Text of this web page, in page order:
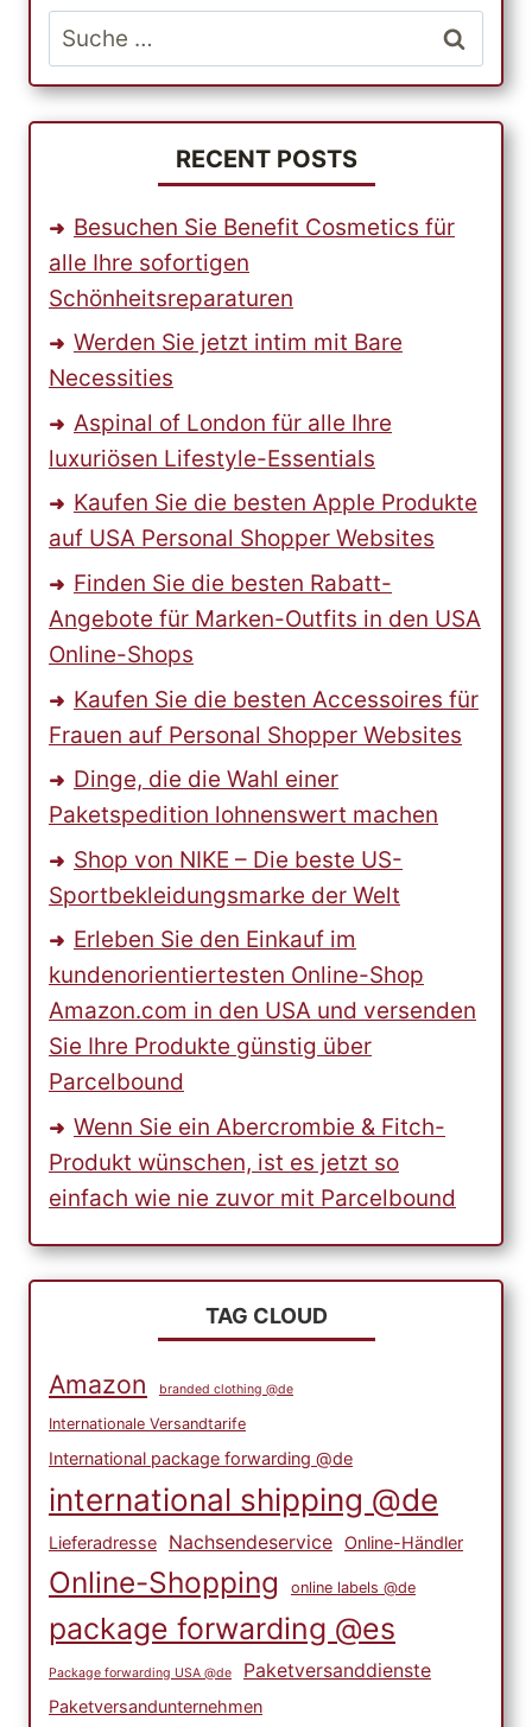
INTERNATIONALEN
SHOPPINGS
Suche
nach:
RECENT POSTS
Besuchen Sie Benefit Cosmetics für
alle Ihre sofortigen
Schönheitsreparaturen
Werden Sie jetzt intim mit Bare
Necessities
Aspinal of London für alle Ihre
luxuriösen Lifestyle-Essentials
Kaufen Sie die besten Apple Produkte
auf USA Personal Shopper Websites
Finden Sie die besten Rabatt-
Angebote für Marken-Outfits in den USA
Online-Shops
Kaufen Sie die besten Accessoires für
Frauen auf Personal Shopper Websites
Dinge, die die Wahl einer
Paketspedition lohnenswert machen
Shop von NIKE – Die beste US-
Sportbekleidungsmarke der Welt
Erleben Sie den Einkauf im
kundenorientiertesten Online-Shop
Amazon.com in den USA und versenden
Sie Ihre Produkte günstig über
Parcelbound
Wenn Sie ein Abercrombie & Fitch-
Produkt wünschen, ist es jetzt so
einfach wie nie zuvor mit Parcelbound
TAG CLOUD
Amazon branded clothing @de
Internationale Versandtarife
International package forwarding @de
international shipping @de
Lieferadresse Nachsendeservice Online-Händler
Online-Shopping online labels @de
package forwarding @es
Package forwarding USA @de Paketversanddienste
Paketversandunternehmen